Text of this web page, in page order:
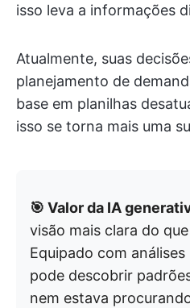
isso leva a informações
Atualmente, suas
planejamento de
base em planilhas
isso se torna mais uma
🎯 Valor da IA
visão mais clara do
Equipado com
pode descobrir
nem estava